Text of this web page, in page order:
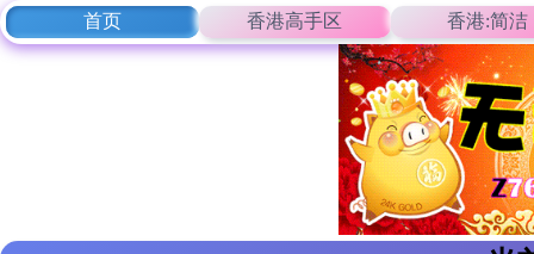
首页 香港高手区 香港:简洁